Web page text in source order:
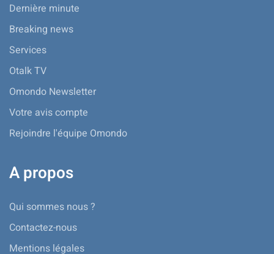
Dernière minute
Breaking news
Services
Otalk TV
Omondo Newsletter
Votre avis compte
Rejoindre l'équipe Omondo
A propos
Qui sommes nous ?
Contactez-nous
Mentions légales